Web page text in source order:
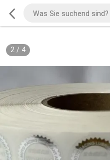
2/ 4